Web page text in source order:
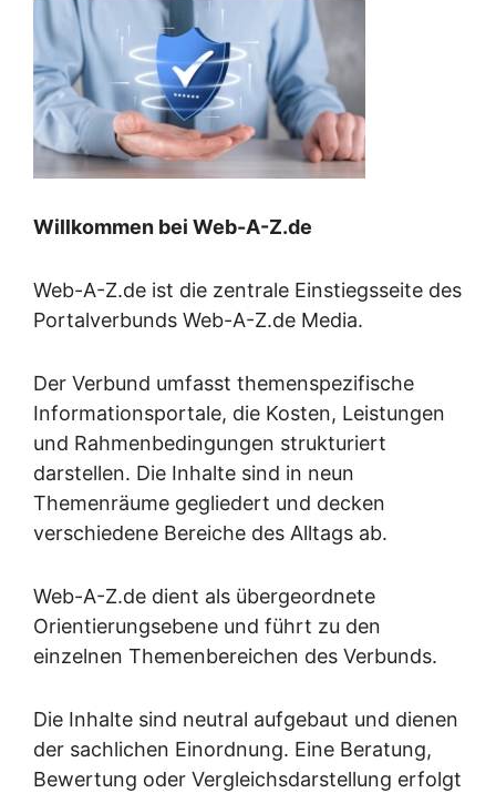
Willkommen bei Web-A-Z.de
Web-A-Z.de ist die zentrale Einstiegsseite des
Portalverbunds Web-A-Z.de Media.
Der Verbund umfasst themenspezifische
Informationsportale, die Kosten, Leistungen
und Rahmenbedingungen strukturiert
darstellen. Die Inhalte sind in neun
Themenräume gegliedert und decken
verschiedene Bereiche des Alltags ab.
Web-A-Z.de dient als übergeordnete
Orientierungsebene und führt zu den
einzelnen Themenbereichen des Verbunds.
Die Inhalte sind neutral aufgebaut und dienen
der sachlichen Einordnung. Eine Beratung,
Bewertung oder Vergleichsdarstellung erfolgt